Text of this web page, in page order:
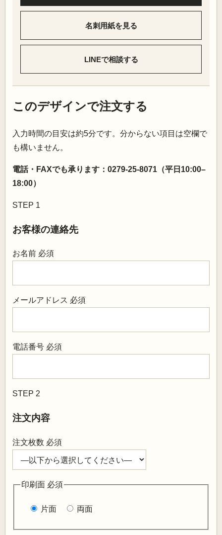
名刺用紙を見る
LINEで相談する
このデザインで注文する
入力時間の目安は約5分です。分からない項目は空欄で
も構いません。
電話・FAXでも承ります：0279-25-8071（平日10:00–
18:00）
STEP 1
お客様の連絡先
お名前 必須
メールアドレス 必須
電話番号 必須
STEP 2
注文内容
注文枚数 必須
印刷面 必須
片面 両面